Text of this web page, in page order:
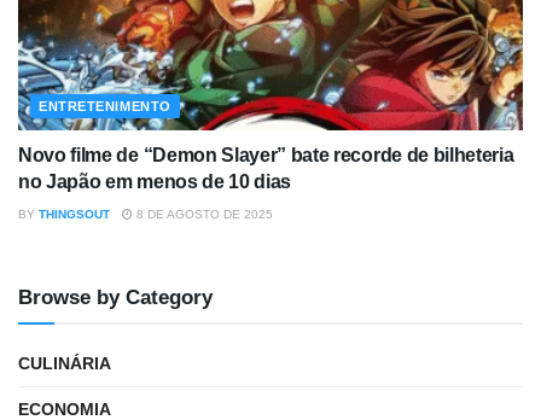
ENTRETENIMENTO
Novo filme de “Demon Slayer” bate recorde de bilheteria
no Japão em menos de 10 dias
BY THINGSOUT 8 DE AGOSTO DE 2025
Browse by Category
CULINÁRIA
ECONOMIA